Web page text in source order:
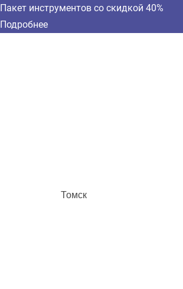
Пакет инструментов со скидкой 40%
Подробнее
Томск